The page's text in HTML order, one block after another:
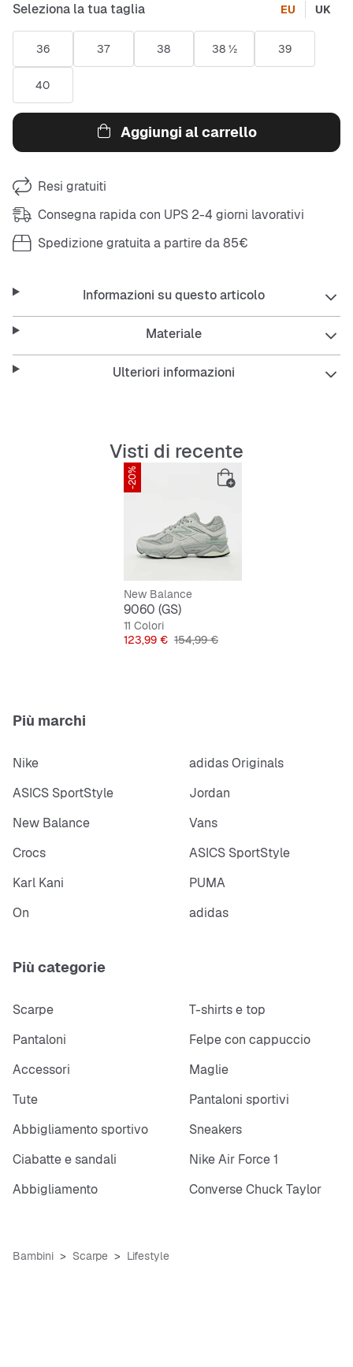
Seleziona la tua taglia EU UK
36 37 38 38 ½ 39
40
Aggiungi al carrello
Resi gratuiti
Consegna rapida con UPS 2-4 giorni lavorativi
Spedizione gratuita a partire da 85€
Informazioni su questo articolo
Materiale
Ulteriori informazioni
Visti di recente
-20%
New Balance
9060 (GS)
11 Colori
Prezzo
123,99 € Prezzo originale
154,99 €
Più marchi
Nike
adidas Originals
ASICS SportStyle
Jordan
New Balance
Vans
Crocs
ASICS SportStyle
Karl Kani
PUMA
On
adidas
Più categorie
Scarpe
T-shirts e top
Pantaloni
Felpe con cappuccio
Accessori
Maglie
Tute
Pantaloni sportivi
Abbigliamento sportivo
Sneakers
Ciabatte e sandali
Nike Air Force 1
Abbigliamento
Converse Chuck Taylor
Bambini Scarpe Lifestyle